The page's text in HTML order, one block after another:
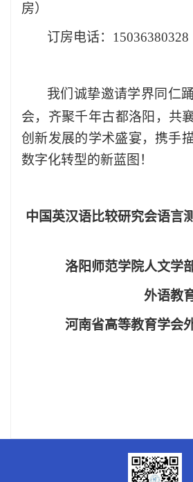
房）
订房电话： 15036380328
我们诚挚邀请学界同仁
会，齐聚千年古都洛阳，共
创新发展的学术盛宴，携手
数字化转型的新蓝图！
中国英汉语比较研究会语言
洛阳师范学院人文学
外语教
河南省高等教育学会